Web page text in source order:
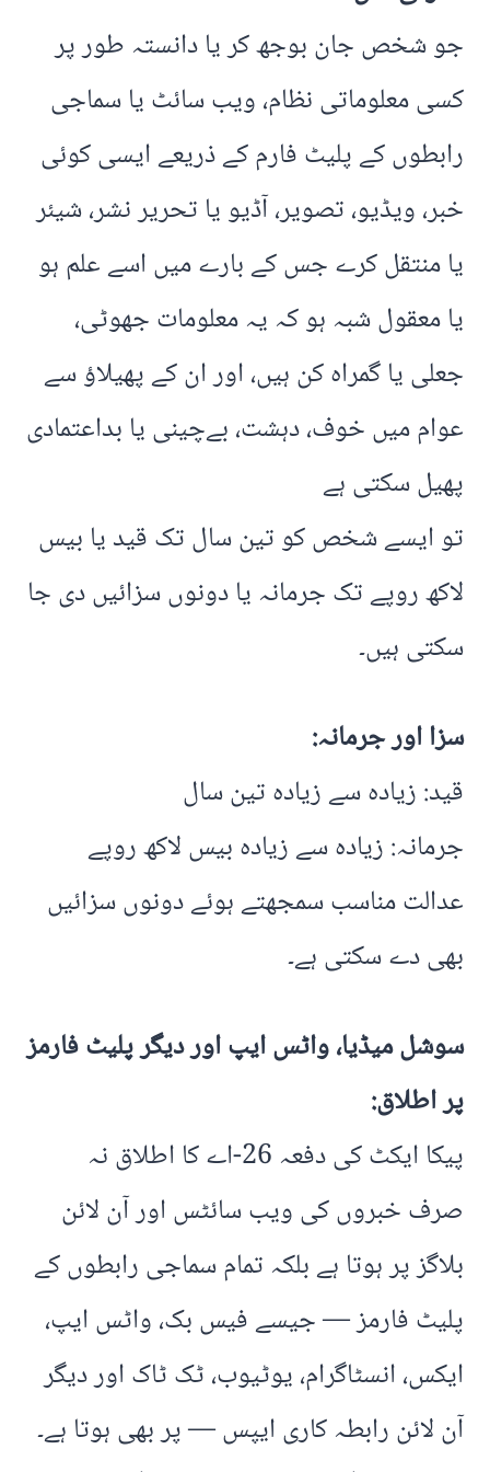
جو شخص جان بوجھ کر یا دانستہ طور پر
کسی معلوماتی نظام، ویب سائٹ یا سماجی
رابطوں کے پلیٹ فارم کے ذریعے ایسی کوئی
خبر، ویڈیو، تصویر، آڈیو یا تحریر نشر، شیئر
یا منتقل کرے جس کے بارے میں اسے علم ہو
یا معقول شبہ ہو کہ یہ معلومات جھوٹی،
جعلی یا گمراہ کن ہیں، اور ان کے پھیلاؤ سے
عوام میں خوف، دہشت، بےچینی یا بداعتمادی
پھیل سکتی ہے
تو ایسے شخص کو تین سال تک قید یا بیس
لاکھ روپے تک جرمانہ یا دونوں سزائیں دی جا
سکتی ہیں۔
سزا اور جرمانہ:
قید: زیادہ سے زیادہ تین سال
جرمانہ: زیادہ سے زیادہ بیس لاکھ روپے
عدالت مناسب سمجھتے ہوئے دونوں سزائیں
بھی دے سکتی ہے۔
سوشل میڈیا، واٹس ایپ اور دیگر پلیٹ فارمز
پر اطلاق:
پیکا ایکٹ کی دفعہ 26-اے کا اطلاق نہ
صرف خبروں کی ویب سائٹس اور آن لائن
بلاگز پر ہوتا ہے بلکہ تمام سماجی رابطوں کے
پلیٹ فارمز — جیسے فیس بک، واٹس ایپ،
ایکس، انسٹاگرام، یوٹیوب، ٹک ٹاک اور دیگر
آن لائن رابطہ کاری ایپس — پر بھی ہوتا ہے۔